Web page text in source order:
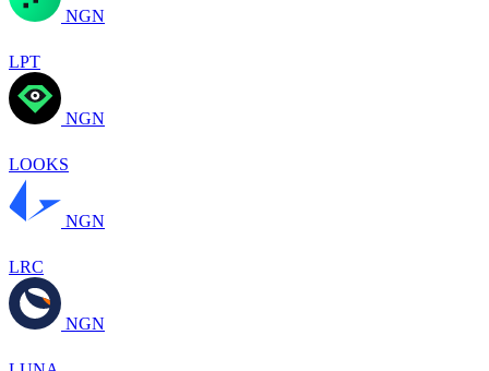
NGN
LPT
NGN
LOOKS
NGN
LRC
NGN